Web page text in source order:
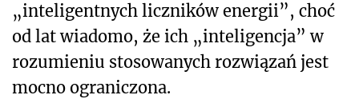
„inteligentnych liczników energii”, choć
od lat wiadomo, że ich „inteligencja” w
rozumieniu stosowanych rozwiązań jest
mocno ograniczona.